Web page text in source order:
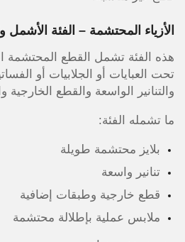
الأزياء المحتشمة – الفئة الأشمل
هذه الفئة تشمل القطع المحتشمة
تحت العبايات أو الجلابيات أو
والتنانير الواسعة والقطع الخارجية
ما تشمله الفئة:
بلايز محتشمة طويلة
تنانير واسعة
قطع خارجية وطبقات إضافية
ملابس عملية بإطلالة محتشمة